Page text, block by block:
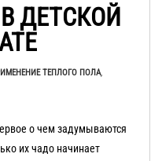
ДЕТСКОЙ
ТЕПЛОГО ПОЛА,
о чем задумываются
их чадо начинает